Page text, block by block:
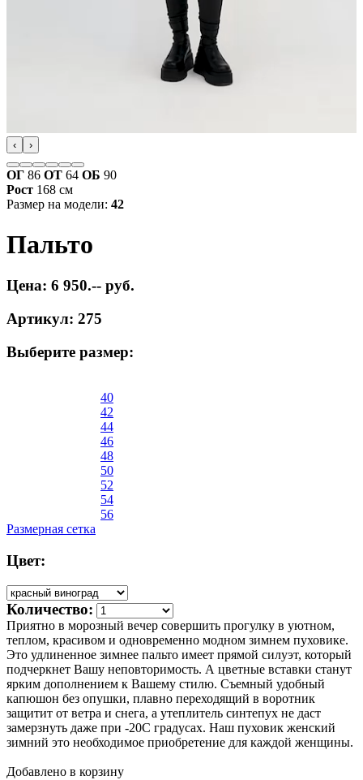
‹ ›
ОГ 86 ОТ 64 ОБ 90
Рост 168 см
Размер на модели: 42
Пальто
Цена: 6 950.-- руб.
Артикул: 275
Выберите размер:
40
42
44
46
48
50
52
54
56
Размерная сетка
Цвет:
Количество:
Приятно в морозный вечер совершить прогулку в уютном,
теплом, красивом и одновременно модном зимнем пуховике.
Это удлиненное зимнее пальто имеет прямой силуэт, который
подчеркнет Вашу неповторимость. А цветные вставки станут
ярким дополнением к Вашему стилю. Съемный удобный
капюшон без опушки, плавно переходящий в воротник
защитит от ветра и снега, а утеплитель синтепух не даст
замерзнуть даже при -20С градусах. Наш пуховик женский
зимний это необходимое приобретение для каждой женщины.
Добавлено в корзину